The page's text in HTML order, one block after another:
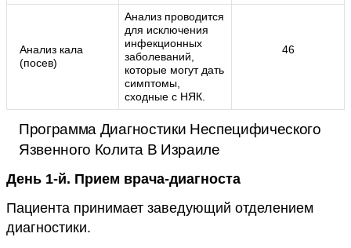
Анализ кала
(посев)
Анализ проводится
для исключения
инфекционных
заболеваний,
которые могут дать
симптомы,
сходные с НЯК.
46
Программа Диагностики Неспецифического
Язвенного Колита В Израиле
День 1-й. Прием врача-диагноста
Пациента принимает заведующий отделением
диагностики.